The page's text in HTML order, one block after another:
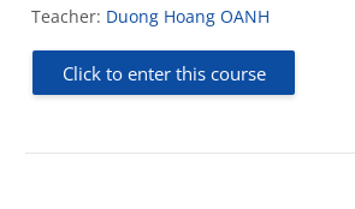
Teacher: Duong Hoang OANH
Click to enter this course